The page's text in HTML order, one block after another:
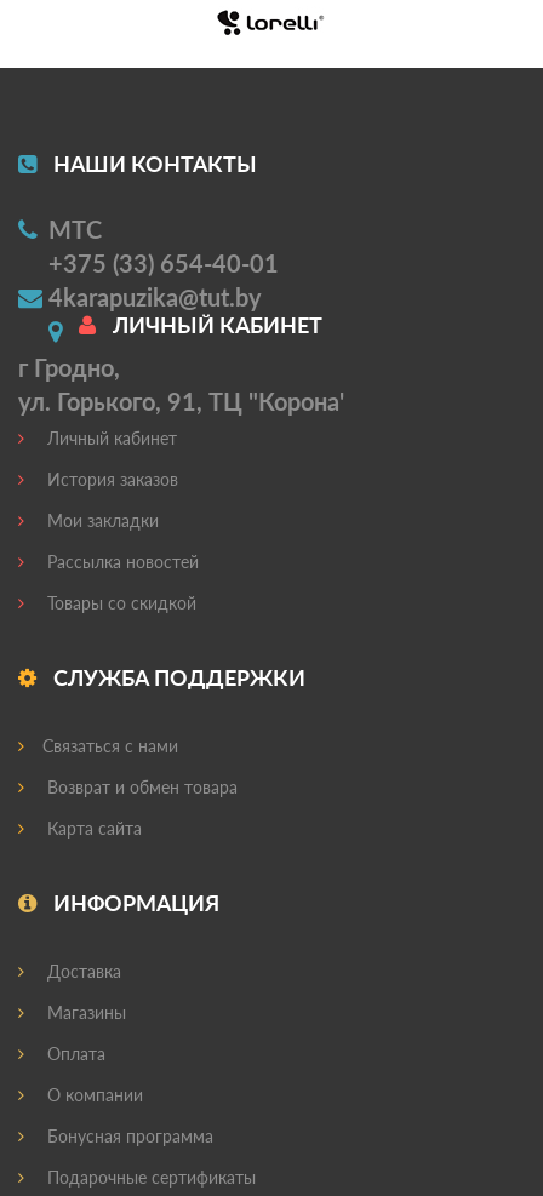
НАШИ КОНТАКТЫ
МТС
+375 (33) 654-40-01
4karapuzika@tut.by
г Гродно,
ул. Горького, 91, ТЦ "Корона'
ЛИЧНЫЙ КАБИНЕТ
Личный кабинет
История заказов
Мои закладки
Рассылка новостей
Товары со скидкой
СЛУЖБА ПОДДЕРЖКИ
Связаться с нами
Возврат и обмен товара
Карта сайта
ИНФОРМАЦИЯ
Доставка
Магазины
Оплата
О компании
Бонусная программа
Подарочные сертификаты